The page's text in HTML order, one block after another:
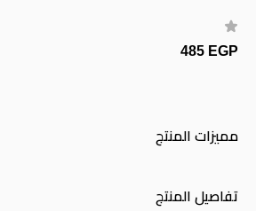
485 EGP
مميزات المنتج
تفاصيل المنتج